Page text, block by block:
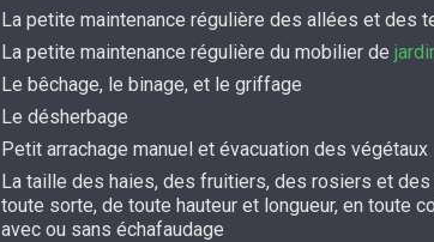
La petite maintenance régulière des allées et des
La petite maintenance régulière du mobilier de
Le bêchage, le binage, et le griffage
Le désherbage
Petit arrachage manuel et évacuation des végétaux
La taille des haies, des fruitiers, des rosiers et
toute sorte, de toute hauteur et longueur, en toute
avec ou sans échafaudage